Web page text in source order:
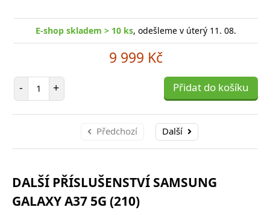
E-shop skladem > 10 ks, odešleme v úterý 11. 08.
9 999 Kč
- Počet položek
+ Přidat do košíku
Předchozí Další
DALŠÍ PŘÍSLUŠENSTVÍ SAMSUNG
GALAXY A37 5G (210)